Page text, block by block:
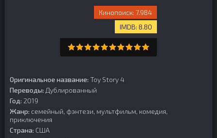
7.984
8.80
Оригинальное название: Toy Story 4
Переводы: Дублированный
Год: 2019
Жанр: семейный, фэнтези, мультфильм, комедия,
приключения
Страна: США